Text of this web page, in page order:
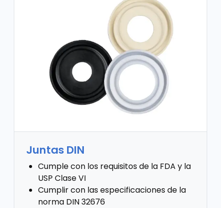
Juntas DIN
Cumple con los requisitos de la FDA y la
USP Clase VI
Cumplir con las especificaciones de la
norma DIN 32676